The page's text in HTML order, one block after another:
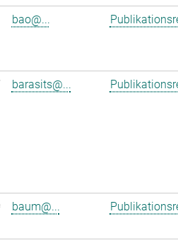
bao@...
barasits@...
baum@...